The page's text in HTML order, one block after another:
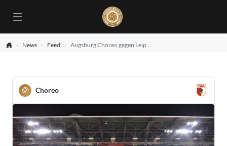
News Feed Augsburg Choreo gegen Leipzig
Choreo